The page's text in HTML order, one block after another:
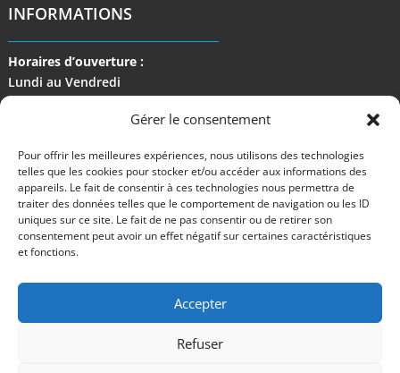
Gérer le consentement
Pour offrir les meilleures expériences, nous utilisons des technologies
telles que les cookies pour stocker et/ou accéder aux informations des
appareils. Le fait de consentir à ces technologies nous permettra de
traiter des données telles que le comportement de navigation ou les ID
uniques sur ce site. Le fait de ne pas consentir ou de retirer son
consentement peut avoir un effet négatif sur certaines caractéristiques
et fonctions.
Accepter
Refuser
INFORMATIONS
Horaires d’ouverture :
Lundi au Vendredi
de 9 h à 17 h